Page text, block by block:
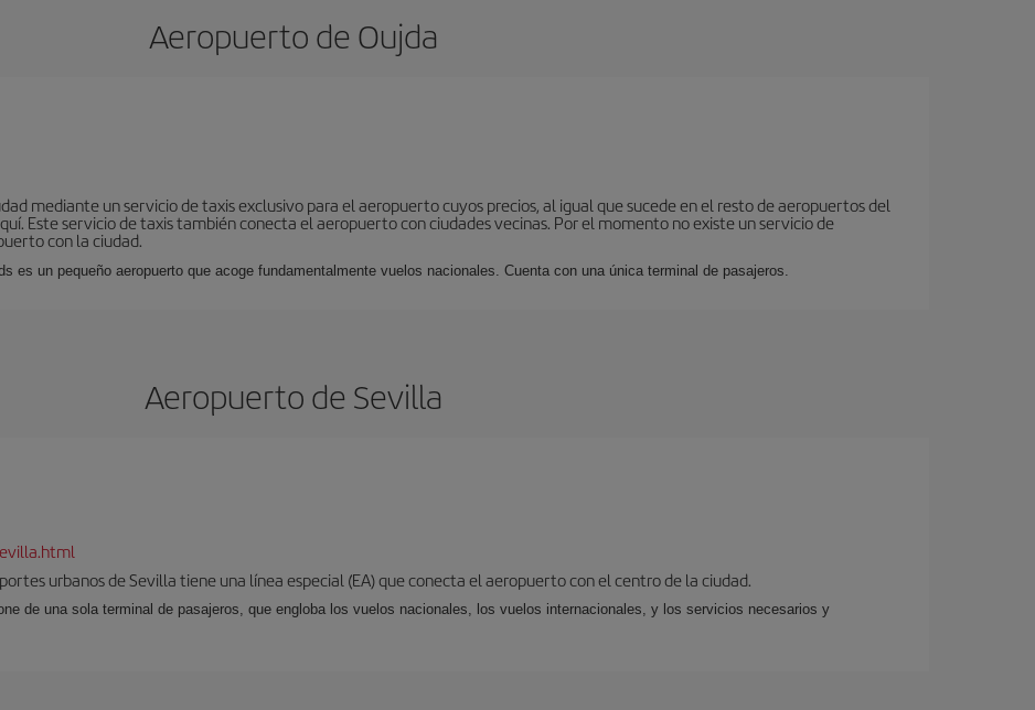
Aeropuerto de Oujda
mediante un servicio de taxis exclusivo para el aeropuerto cuyos precios, al igual que sucede en el resto de aeropuertos del
Este servicio de taxis también conecta el aeropuerto con ciudades vecinas. Por el momento no existe un servicio de
con la ciudad.
es un pequeño aeropuerto que acoge fundamentalmente vuelos nacionales. Cuenta con una única terminal de pasajeros.
Aeropuerto de Sevilla
urbanos de Sevilla tiene una línea especial (EA) que conecta el aeropuerto con el centro de la ciudad.
de una sola terminal de pasajeros, que engloba los vuelos nacionales, los vuelos internacionales, y los servicios necesarios y